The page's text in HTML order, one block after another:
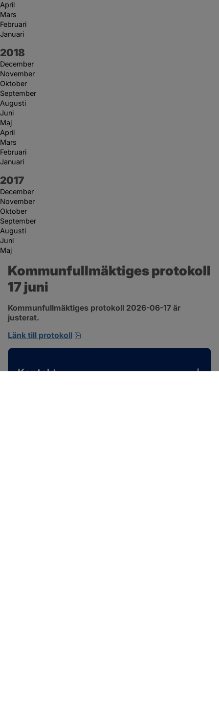
April
Mars
Februari
Januari
År:
2018
December
November
Oktober
September
Augusti
Juni
Maj
April
Mars
Februari
Januari
År:
2017
December
November
Oktober
September
Augusti
Juni
Maj
Kommunfullmäktiges protokoll
17 juni
Kommunfullmäktiges protokoll 2026-06-17 är
justerat.
Länk till protokoll
Kontakt